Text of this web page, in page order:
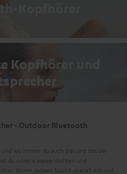
Kopfhörer
Kopfhörer und
- Outdoor Bluetooth
wo immer du auch bist und das bei
du unsere wasserdichten und
Nimm deinen Sound überall mit und